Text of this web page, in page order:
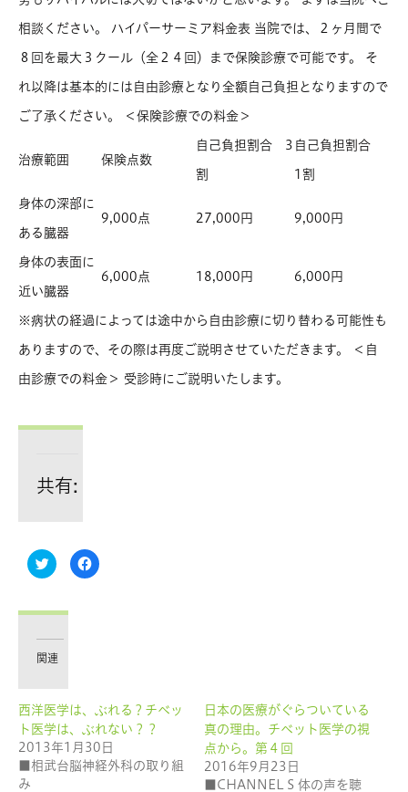
相談ください。 ハイパーサーミア料金表 当院では、２ヶ月間で
８回を最大３クール（全２４回）まで保険診療で可能です。 そ
れ以降は基本的には自由診療となり全額自己負担となりますので
ご了承ください。 ＜保険診療での料金＞
治療範囲 保険点数
自己負担割合 3
割
自己負担割合
1割
身体の深部に
ある臓器
9,000点 27,000円 9,000円
身体の表面に
近い臓器
6,000点 18,000円 6,000円
※病状の経過によっては途中から自由診療に切り替わる可能性も
ありますので、その際は再度ご説明させていただきます。 ＜自
由診療での料金＞ 受診時にご説明いたします。
共有:
ク
リ
て
で
有
ウ
ィ
ン
ド
ウ
で
開
Facebook
で
て
く
だ
さ
い
(新
し
関連
西洋医学は、ぶれる？チベッ
ト医学は、ぶれない？？
2013年1月30日
■相武台脳神経外科の取り組
み
日本の医療がぐらついている
真の理由。チベット医学の視
点から。第４回
2016年9月23日
■CHANNEL S 体の声を聴